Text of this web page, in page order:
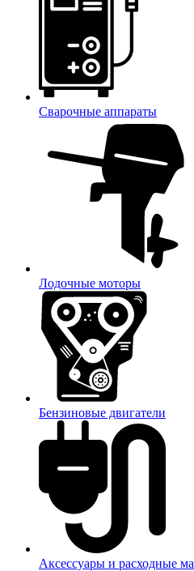
Сварочные аппараты
Лодочные моторы
Бензиновые двигатели
Аксессуары и расходные